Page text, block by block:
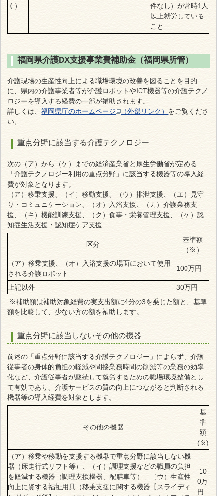
く）
件なし）が常時1人
以上就労している
こと
福岡県介護DX支援事業費補助金（福岡県所管）
介護現場の生産性向上による職場環境の改善を図ることを目的
に、県内の介護事業者等が介護ロボットやICT機器等の介護テクノ
ロジーを導入する経費の一部が補助されます。
詳しくは、福岡県庁のホームページ （外部リンク） をご覧くださ
い。
重点分野に該当する介護テクノロジー
次の（ア）から（ケ）までの経済産業省と厚生労働省が定める
「介護テクノロジー利用の重点分野」に該当する機器等の導入経
費が対象となります。
（ア）移乗支援、（イ）移動支援、（ウ）排泄支援、（エ）見守
り・コミュニケーション、（オ）入浴支援、（カ）介護業務支
援、（キ）機能訓練支援、（ク）食事・栄養管理支援、（ケ）認
知症生活支援・認知症ケア支援
区分
基準額
（※）
（ア）移乗支援、（オ）入浴支援の場面において使用
される介護ロボット
100万円
上記以外
30万円
※補助額は補助対象経費の実支出額に4分の3を乗じた額と、基準
額を比較して、少ない方の額を補助します。
重点分野に該当しないその他の機器
前述の「重点分野に該当する介護テクノロジー」によらず、介護
従事者の身体的負担の軽減や間接業務時間の削減等の業務の効率
化など、介護従事者が継続して就労するための職場環境整備とし
て有効であり、介護サービスの質の向上につながると判断される
機器等の導入経費を対象とします。
その他の機器
基
準
額
(※)
（ア）移乗や移動を支援する機器で重点分野に該当しない機
器（床走行式リフト等）、（イ）調理支援などの職員の負担
を軽減する機器（調理支援機器、配膳車等）、（ウ）生産性
向上に資する福祉用具（移乗支援に関する機器【スライディ
10
0万
円